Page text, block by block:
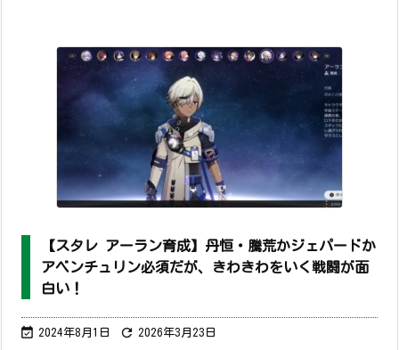
【スタレ アーラン育成】丹恒・騰荒かジェパードか
アベンチュリン必須だが、きわきわをいく戦闘が面
白い！
 2024年8月1日  2026年3月23日